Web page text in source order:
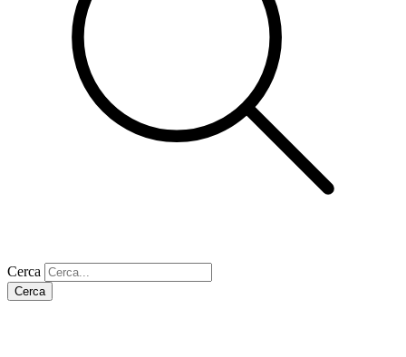
Cerca
Cerca